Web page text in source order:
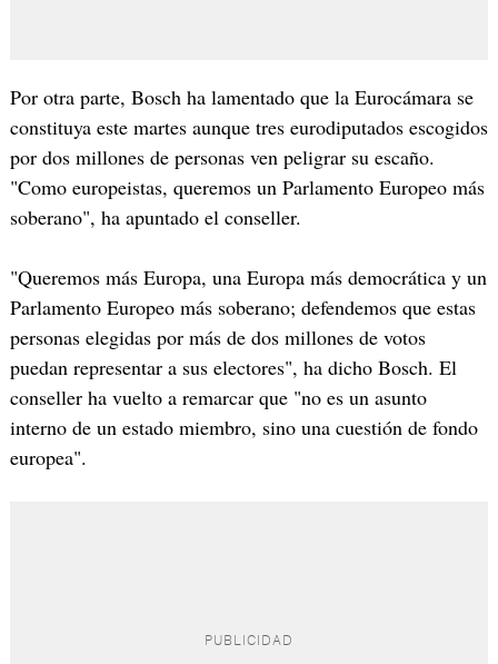
Por otra parte, Bosch ha lamentado que la Eurocámara se
constituya este martes aunque tres eurodiputados escogidos
por dos millones de personas ven peligrar su escaño.
"Como europeistas, queremos un Parlamento Europeo más
soberano", ha apuntado el conseller.
"Queremos más Europa, una Europa más democrática y un
Parlamento Europeo más soberano; defendemos que estas
personas elegidas por más de dos millones de votos
puedan representar a sus electores", ha dicho Bosch. El
conseller ha vuelto a remarcar que "no es un asunto
interno de un estado miembro, sino una cuestión de fondo
europea".